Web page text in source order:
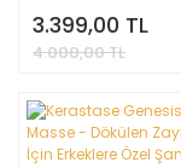
Kepekli Saçlar için
200 ml
3.399,00 TL
4.000,00 TL